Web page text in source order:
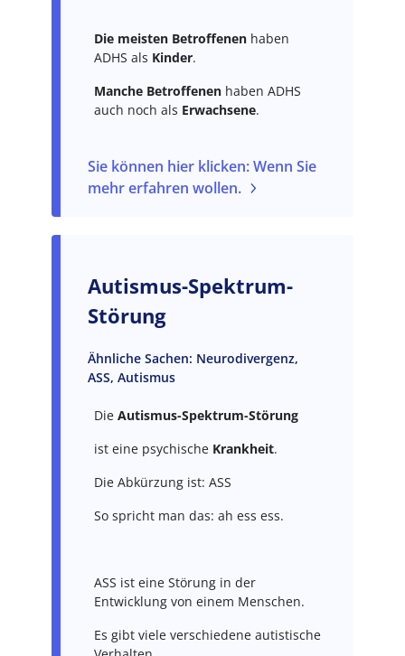
Die meisten Betroffenenhaben
ADHS als Kinder.
Manche Betroffenenhaben ADHS
auch noch als Erwachsene.
Sie können hier klicken: Wenn Sie
mehr erfahren wollen.
Autismus-Spektrum-
Störung
Ähnliche Sachen: Neurodivergenz,
ASS, Autismus
Die Autismus-Spektrum-Störung
ist eine psychische Krankheit.
Die Abkürzung ist: ASS
So spricht man das: ah ess ess.
ASS ist eine Störung in der
Entwicklung von einem Menschen.
Es gibt viele verschiedene autistische